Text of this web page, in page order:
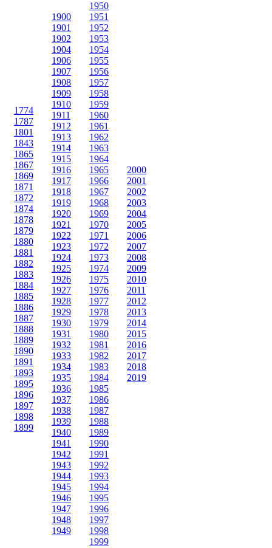
1774
1787
1801
1843
1865
1867
1869
1871
1872
1874
1878
1879
1880
1881
1882
1883
1884
1885
1886
1887
1888
1889
1890
1891
1893
1895
1896
1897
1898
1899
1900
1901
1902
1904
1906
1907
1908
1909
1910
1911
1912
1913
1914
1915
1916
1917
1918
1919
1920
1921
1922
1923
1924
1925
1926
1927
1928
1929
1930
1931
1932
1933
1934
1935
1936
1937
1938
1939
1940
1941
1942
1943
1944
1945
1946
1947
1948
1949
1950
1951
1952
1953
1954
1955
1956
1957
1958
1959
1960
1961
1962
1963
1964
1965
1966
1967
1968
1969
1970
1971
1972
1973
1974
1975
1976
1977
1978
1979
1980
1981
1982
1983
1984
1985
1986
1987
1988
1989
1990
1991
1992
1993
1994
1995
1996
1997
1998
1999
2000
2001
2002
2003
2004
2005
2006
2007
2008
2009
2010
2011
2012
2013
2014
2015
2016
2017
2018
2019